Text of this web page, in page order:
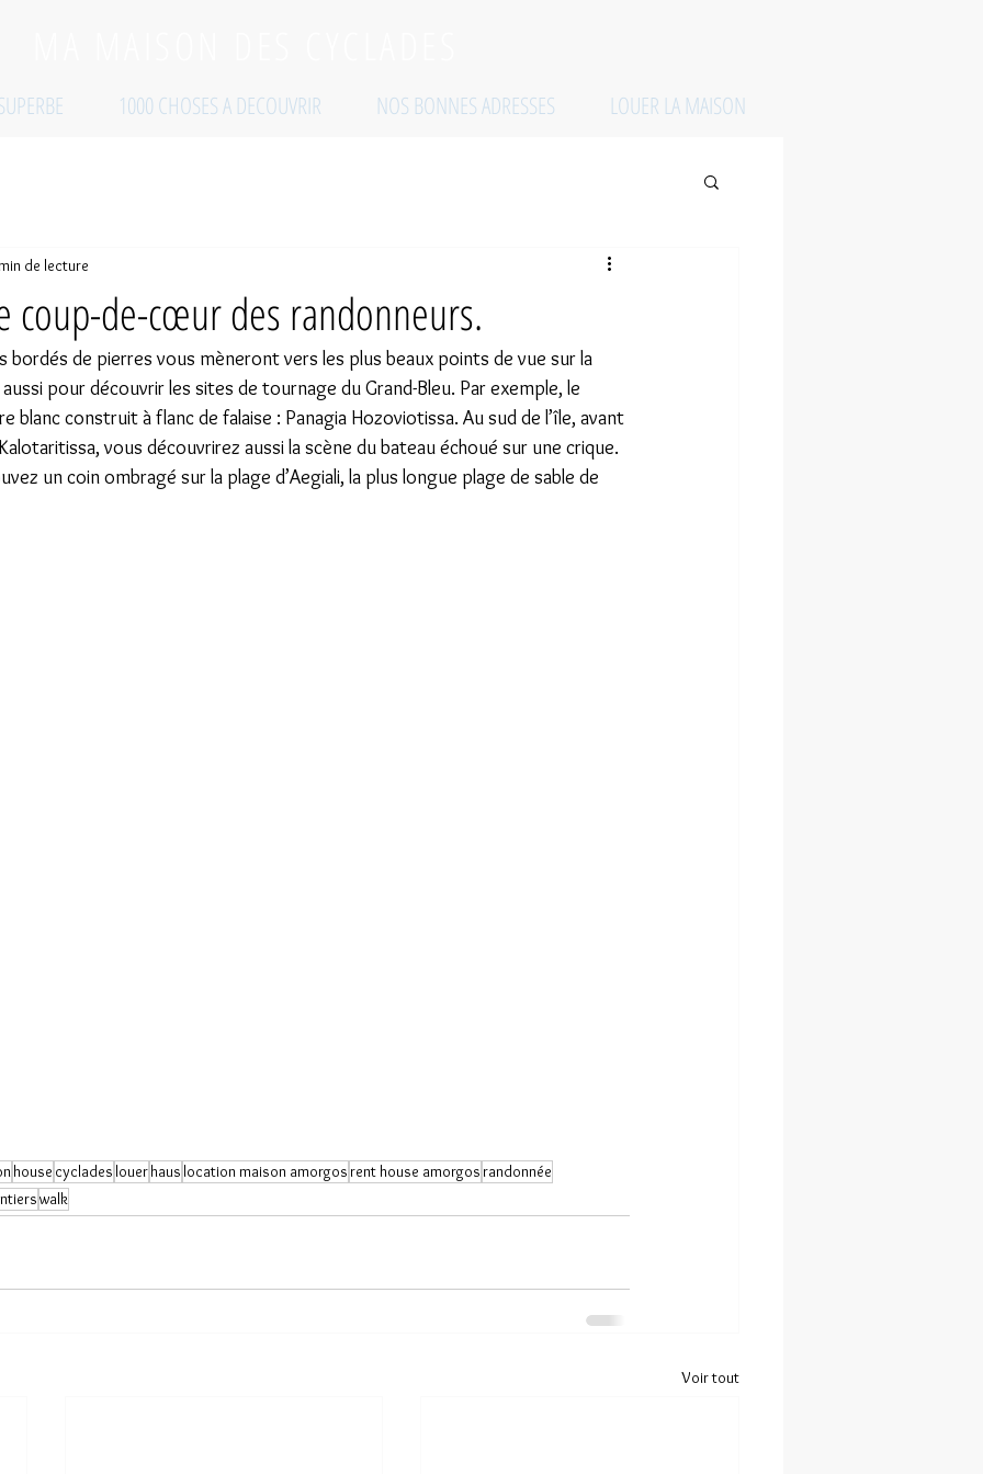
1000 CHOSES A DECOUVRIR NOS BONNES ADRESSES LOUER LA MAISON
coup-de-cœur des randonneurs.
de lecture
bordés de pierres vous mèneront vers les plus beaux points de vue sur la
pour découvrir les sites de tournage du Grand-Bleu. Par exemple, le
blanc construit à flanc de falaise : Panagia Hozoviotissa. Au sud de l’île, avant
vous découvrirez aussi la scène du bateau échoué sur une crique.
un coin ombragé sur la plage d’Aegiali, la plus longue plage de sable de
house cyclades louerhaus location maison amorgos rent house amorgos randonnée
walk
Voir tout